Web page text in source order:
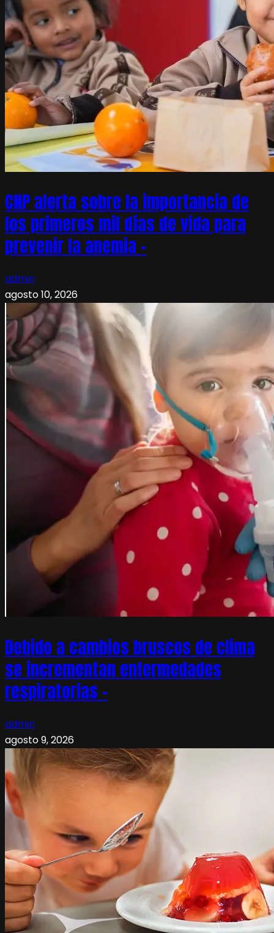
CNP alerta sobre la importancia de
los primeros mil días de vida para
prevenir la anemia –
admin
agosto 10, 2026
Debido a cambios bruscos de clima
se incrementan enfermedades
respiratorias –
admin
agosto 9, 2026